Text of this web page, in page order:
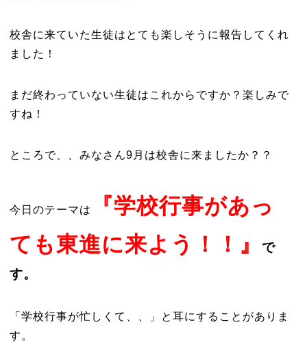
校舎に来ていた生徒はとても楽しそうに報告してくれ
ました！
まだ終わっていない生徒はこれからですか？楽しみで
すね！
ところで、、みなさん9月は校舎に来ましたか？？
今日のテーマは
『学校行事があっ
ても東進に来よう！！』
で
す。
「学校行事が忙しくて、、」と耳にすることがありま
す。